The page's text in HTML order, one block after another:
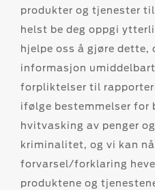
produkter og tjenester
helst be deg oppgi
hjelpe oss å gjøre dette,
informasjon
forpliktelser til
ifølge bestemmelser for
hvitvasking av penger
kriminalitet, og vi kan
forvarsel/forklaring
produktene og